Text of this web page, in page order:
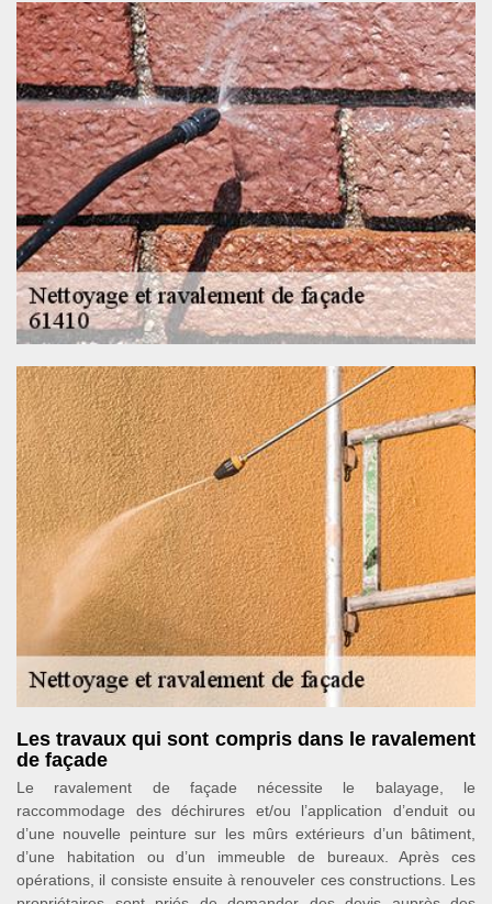
Les travaux qui sont compris dans le ravalement
de façade
Le ravalement de façade nécessite le balayage, le
raccommodage des déchirures et/ou l’application d’enduit ou
d’une nouvelle peinture sur les mûrs extérieurs d’un bâtiment,
d’une habitation ou d’un immeuble de bureaux. Après ces
opérations, il consiste ensuite à renouveler ces constructions. Les